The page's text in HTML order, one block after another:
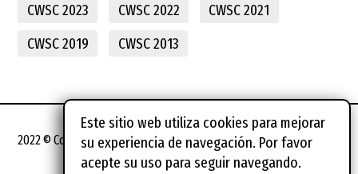
CWSC 2023
CWSC 2022
CWSC 2021
CWSC 2019
CWSC 2013
2022 © Coworking Spain Conference
Este sitio web utiliza cookies para mejorar
su experiencia de navegación. Por favor
acepte su uso para seguir navegando.